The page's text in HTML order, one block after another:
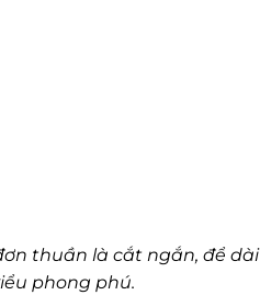
thuần là cắt ngắn, để dài
phong phú.